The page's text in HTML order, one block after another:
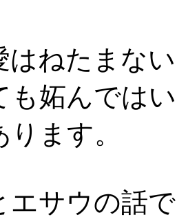
ねたまな
も妬んでは
ます。
サウの話